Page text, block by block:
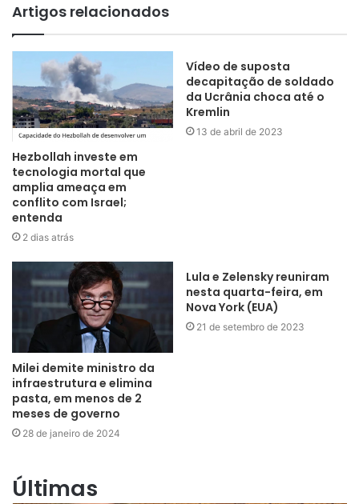
Artigos relacionados
Hezbollah investe em
tecnologia mortal que
amplia ameaça em
conflito com Israel;
entenda
2 dias atrás
Vídeo de suposta
decapitação de soldado
da Ucrânia choca até o
Kremlin
13 de abril de 2023
Milei demite ministro da
infraestrutura e elimina
pasta, em menos de 2
meses de governo
28 de janeiro de 2024
Lula e Zelensky reuniram
nesta quarta-feira, em
Nova York (EUA)
21 de setembro de 2023
Últimas